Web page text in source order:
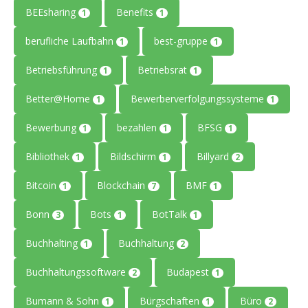
BEEsharing 1 Benefits 1
berufliche Laufbahn 1 best-gruppe 1
Betriebsführung 1 Betriebsrat 1
Better@Home 1 Bewerberverfolgungssysteme 1
Bewerbung 1 bezahlen 1 BFSG 1
Bibliothek 1 Bildschirm 1 Billyard 2
Bitcoin 1 Blockchain 7 BMF 1
Bonn 3 Bots 1 BotTalk 1
Buchhalting 1 Buchhaltung 2
Buchhaltungssoftware 2 Budapest 1
Bumann & Sohn 1 Bürgschaften 1 Büro 2